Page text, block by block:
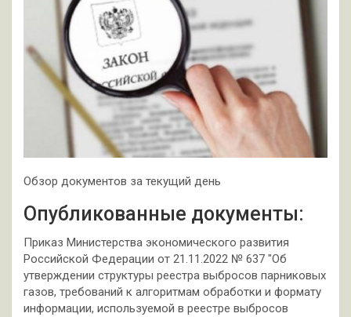
Обзор документов за текущий день
Опубликованные документы:
Приказ Министерства экономического развития
Российской Федерации от 21.11.2022 № 637 "Об
утверждении структуры реестра выбросов парниковых
газов, требований к алгоритмам обработки и формату
информации, используемой в реестре выбросов